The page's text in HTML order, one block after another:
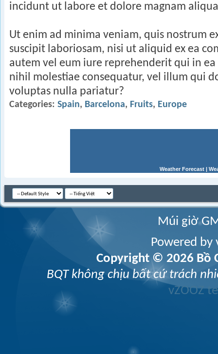
incidunt ut labore et dolore magnam
Ut enim ad minima veniam, quis nostrum
suscipit laboriosam, nisi ut aliquid ex ea
autem vel eum iure reprehenderit qui in
nihil molestiae consequatur, vel illum qui
voluptas nulla pariatur?
Categories: Spain Barcelona Fruits Europe
Weather Forecast |
Múi giờ
Powered
Copyright © 2026 Bồ
BQT không chịu bất cứ trách
vZOOZ